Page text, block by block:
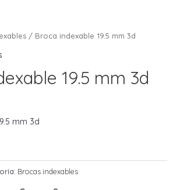
/ Broca indexable 19.5 mm 3d
19.5 mm 3d
mm 3d
Brocas indexables